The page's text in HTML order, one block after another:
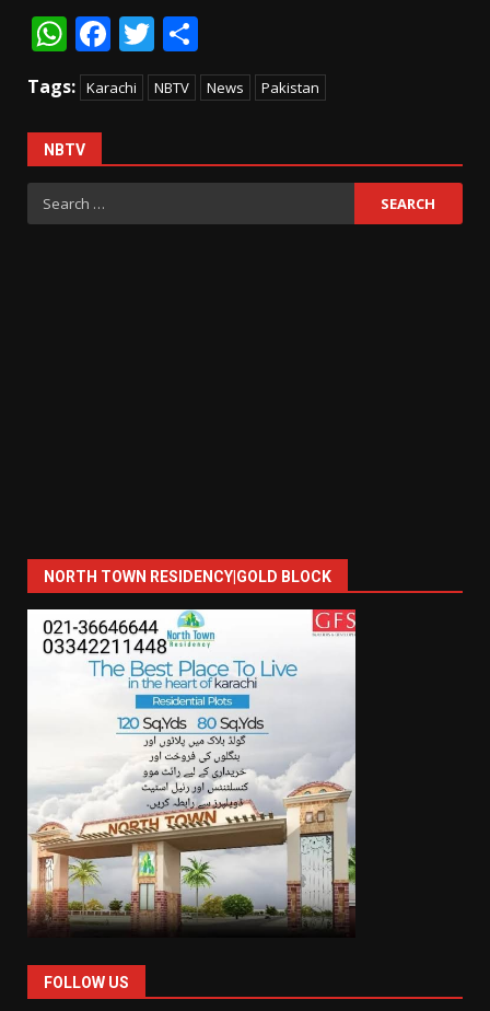
WhatsApp
Facebook
Twitter
Tags: Karachi NBTV News Pakistan
NBTV
Search
for:
NORTH TOWN RESIDENCY|GOLD BLOCK
FOLLOW US